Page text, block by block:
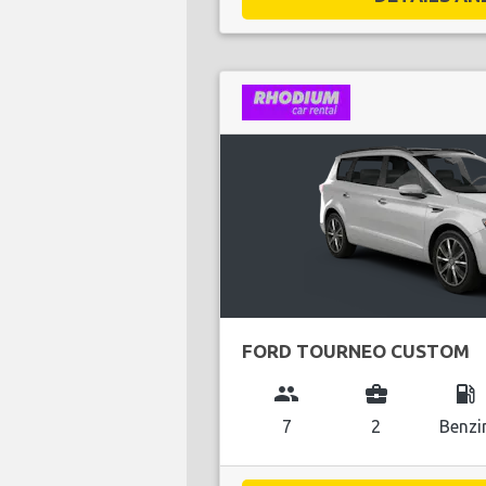
FORD TOURNEO CUSTOM
group
7
business_center
2
local_gas_station